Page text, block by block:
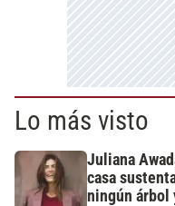
Lo más visto
Juliana
casa
ningún árbol